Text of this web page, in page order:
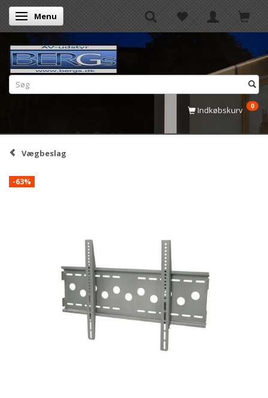
Skifte navigation
Menu
Indkøbskurv 0
Vægbeslag
-63%